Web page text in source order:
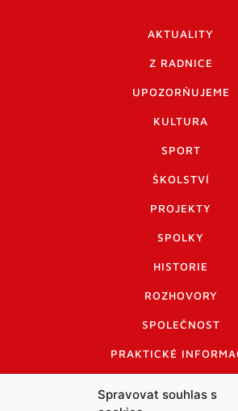
Spravovat souhlas s
AKTUALITY
Z RADNICE
UPOZORŇUJEME
KULTURA
SPORT
ŠKOLSTVÍ
PROJEKTY
SPOLKY
HISTORIE
ROZHOVORY
SPOLEČNOST
PRAKTICKÉ